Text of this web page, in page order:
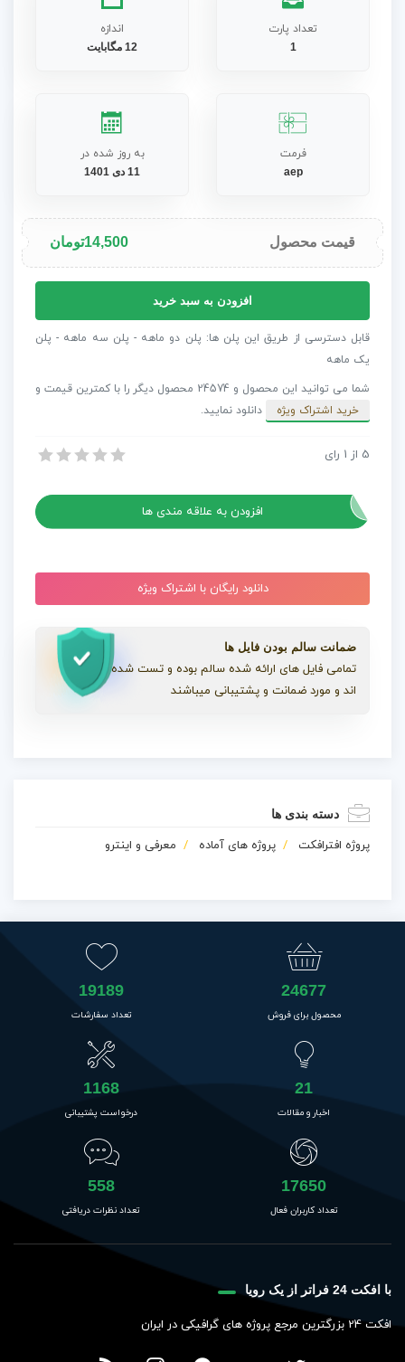
تعداد پارت
1
اندازه
12 مگابایت
فرمت
aep
به روز شده در
11 دی 1401
قیمت محصول 14,500تومان
تبلیغات
آموزش
افزودن به سبد خرید
قابل دسترسی از طریق این پلن ها: پلن دو ماهه - پلن سه ماهه - پلن
یک ماهه
شما می توانید این محصول و 24574 محصول دیگر را با کمترین قیمت و
خرید اشتراک ویژه
دانلود نمایید.
پروژه افترافکت تبلیغات آموزش برتر
5 از 1 رای
افزودن به علاقه مندی ها
دانلود رایگان با اشتراک ویژه
ضمانت سالم بودن فایل ها
تمامی فایل های ارائه شده سالم بوده و تست شده
اند و مورد ضمانت و پشتیبانی میباشند
دسته بندی ها
پروژه افترافکت پروژه های آماده معرفی و اینترو
24677
محصول برای فروش
19189
تعداد سفارشات
21
اخبار و مقالات
1168
درخواست پشتیبانی
17650
تعداد کاربران فعال
558
تعداد نظرات دریافتی
با افکت 24 فراتر از یک رویا
افکت 24 بزرگترین مرجع پروژه های گرافیکی در ایران